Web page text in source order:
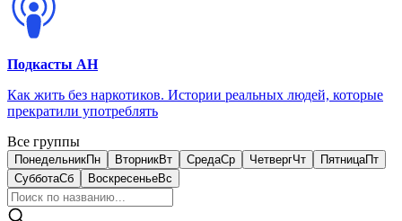
Подкасты АН
Как жить без наркотиков. Истории реальных людей, которые
прекратили употреблять
Все группы
ПонедельникПн ВторникВт СредаСр ЧетвергЧт ПятницаПт
СубботаСб ВоскресеньеВс